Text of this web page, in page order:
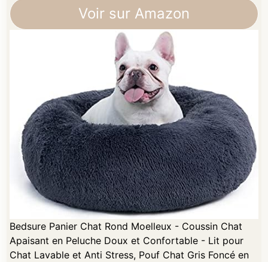
Voir sur Amazon
Bedsure Panier Chat Rond Moelleux - Coussin Chat
Apaisant en Peluche Doux et Confortable - Lit pour
Chat Lavable et Anti Stress, Pouf Chat Gris Foncé en